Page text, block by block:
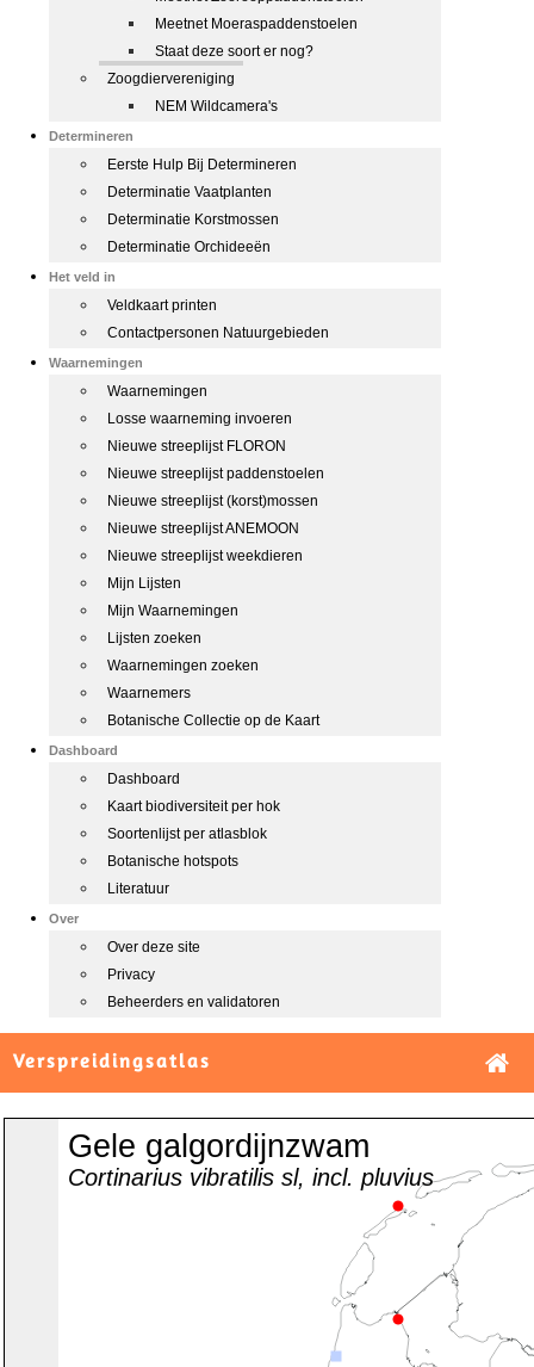
Meetnet Moeraspaddenstoelen
Staat deze soort er nog?
Zoogdiervereniging
NEM Wildcamera's
Determineren
Eerste Hulp Bij Determineren
Determinatie Vaatplanten
Determinatie Korstmossen
Determinatie Orchideeën
Het veld in
Veldkaart printen
Contactpersonen Natuurgebieden
Waarnemingen
Waarnemingen
Losse waarneming invoeren
Nieuwe streeplijst FLORON
Nieuwe streeplijst paddenstoelen
Nieuwe streeplijst (korst)mossen
Nieuwe streeplijst ANEMOON
Nieuwe streeplijst weekdieren
Mijn Lijsten
Mijn Waarnemingen
Lijsten zoeken
Waarnemingen zoeken
Waarnemers
Botanische Collectie op de Kaart
Dashboard
Dashboard
Kaart biodiversiteit per hok
Soortenlijst per atlasblok
Botanische hotspots
Literatuur
Over
Over deze site
Privacy
Beheerders en validatoren
Verspreidingsatlas